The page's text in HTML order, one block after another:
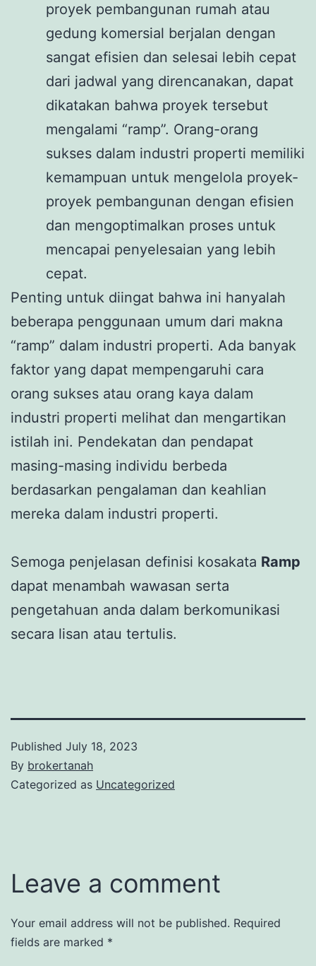
proyek pembangunan rumah atau
gedung komersial berjalan dengan
sangat efisien dan selesai lebih cepat
dari jadwal yang direncanakan, dapat
dikatakan bahwa proyek tersebut
mengalami “ramp”. Orang-orang
sukses dalam industri properti memiliki
kemampuan untuk mengelola proyek-
proyek pembangunan dengan efisien
dan mengoptimalkan proses untuk
mencapai penyelesaian yang lebih
cepat.
Penting untuk diingat bahwa ini hanyalah
beberapa penggunaan umum dari makna
“ramp” dalam industri properti. Ada banyak
faktor yang dapat mempengaruhi cara
orang sukses atau orang kaya dalam
industri properti melihat dan mengartikan
istilah ini. Pendekatan dan pendapat
masing-masing individu berbeda
berdasarkan pengalaman dan keahlian
mereka dalam industri properti.
Semoga penjelasan definisi kosakata Ramp
dapat menambah wawasan serta
pengetahuan anda dalam berkomunikasi
secara lisan atau tertulis.
Published July 18, 2023
By brokertanah
Categorized as Uncategorized
Leave a comment
Your email address will not be published. Required
fields are marked *